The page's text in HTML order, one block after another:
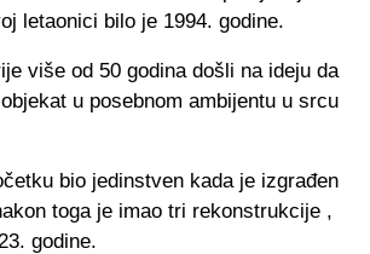
letaonici bilo je 1994. godine.
više od 50 godina došli na ideju da
u posebnom ambijentu u srcu
bio jedinstven kada je izgrađen
toga je imao tri rekonstrukcije ,
godine.